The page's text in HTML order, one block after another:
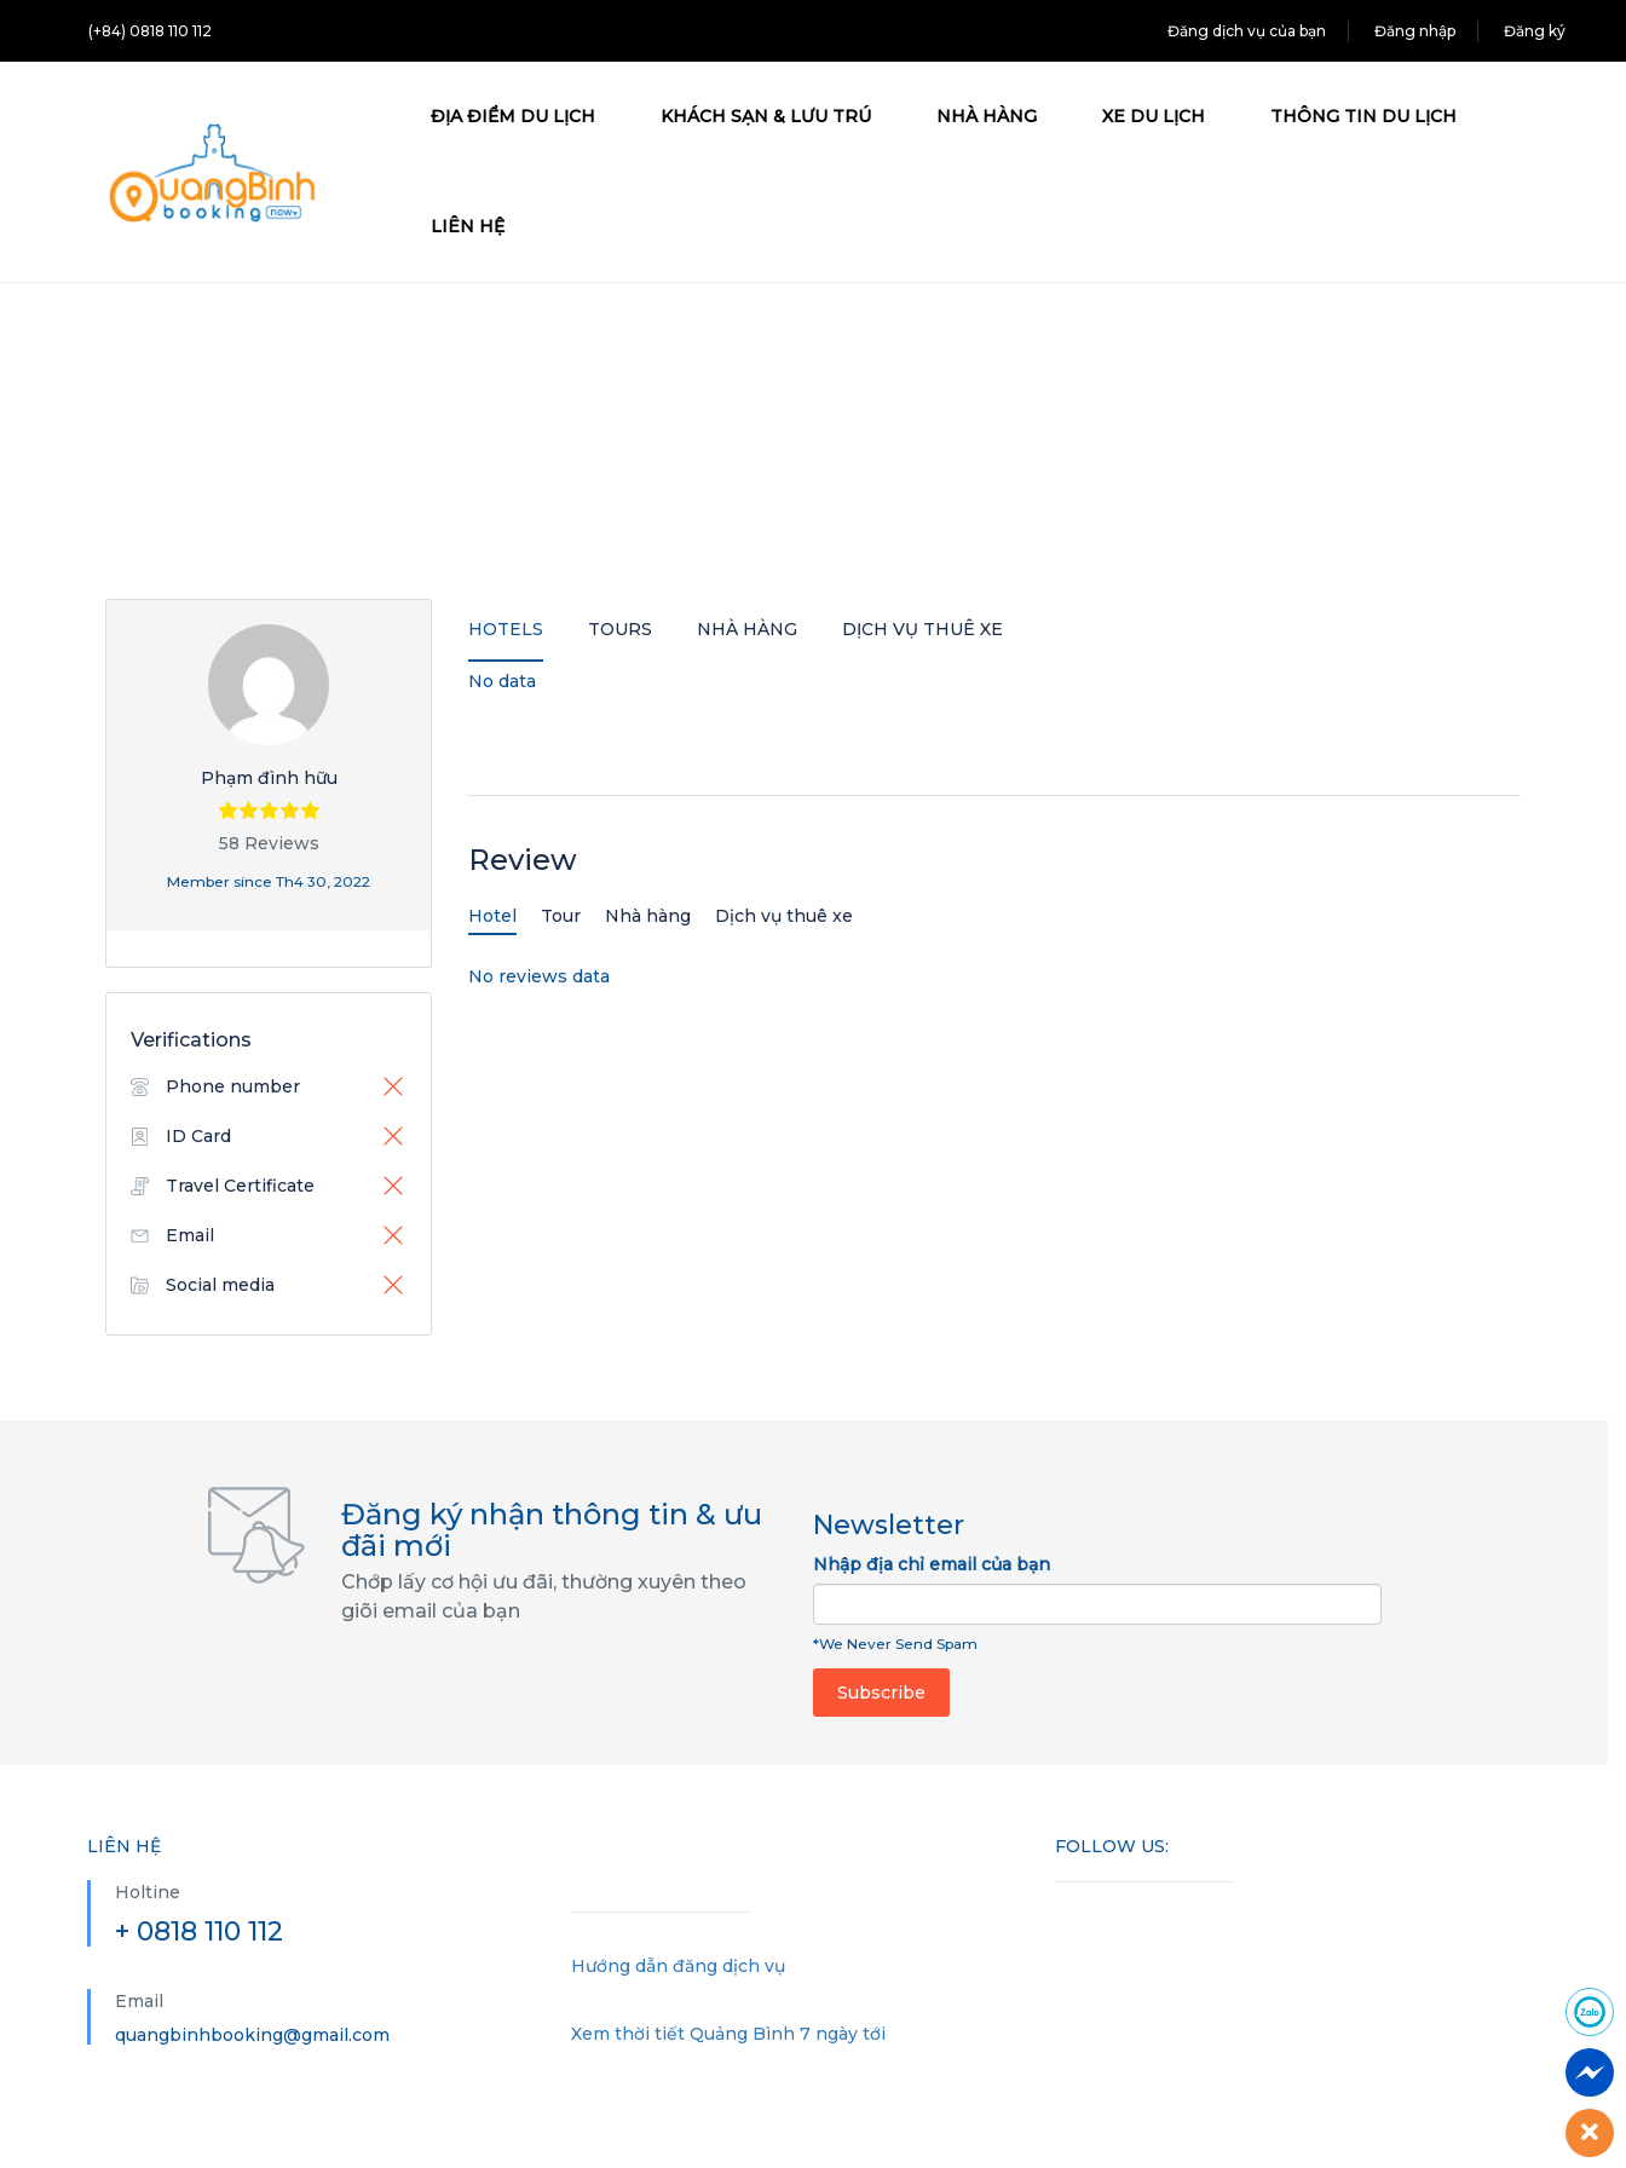
(+84) 0818 110 112 Đăng dịch vụ của bạn Đăng nhập Đăng ký
ĐỊA ĐIỂM DU LỊCH KHÁCH SẠN & LƯU TRÚ NHÀ HÀNG XE DU LỊCH THÔNG TIN DU LỊCH
LIÊN HỆ
Phạm đình hữu
58 Reviews
Member since Th4 30, 2022
Verifications
Phone number
ID Card
Travel Certificate
Email
Social media
HOTELS TOURS NHÀ HÀNG DỊCH VỤ THUÊ XE
No data
Review
Hotel Tour Nhà hàng Dịch vụ thuê xe
No reviews data
Đăng ký nhận thông tin & ưu
đãi mới
Chớp lấy cơ hội ưu đãi, thường xuyên theo
giõi email của bạn
Newsletter
Nhập địa chỉ email của bạn
*We Never Send Spam
LIÊN HỆ
Holtine
+ 0818 110 112
Email
quangbinhbooking@gmail.com
Hướng dẫn đăng dịch vụ
Xem thời tiết Quảng Bình 7 ngày tới
FOLLOW US: